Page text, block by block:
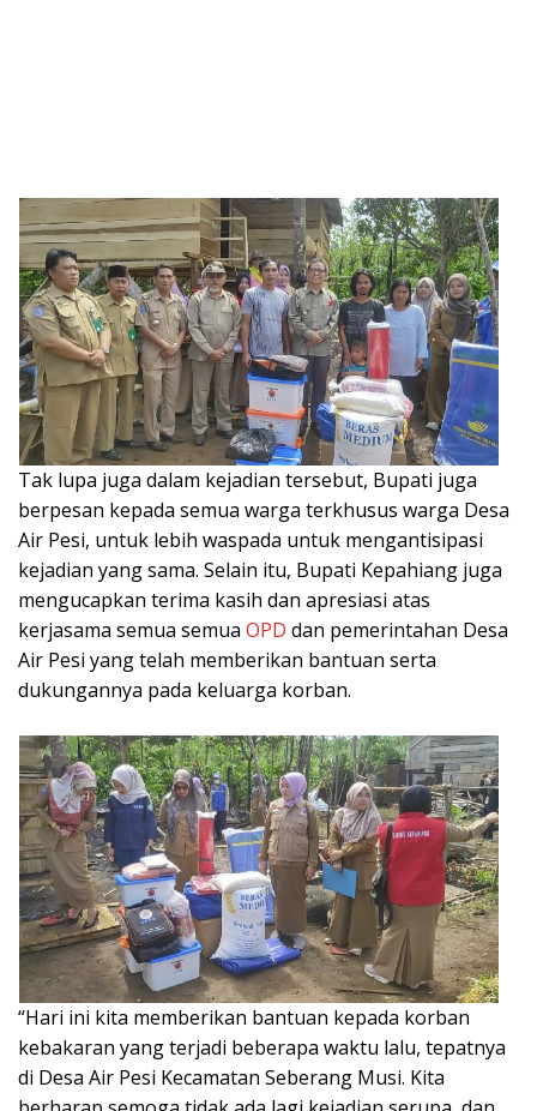
Tak lupa juga dalam kejadian tersebut, Bupati juga
berpesan kepada semua warga terkhusus warga Desa
Air Pesi, untuk lebih waspada untuk mengantisipasi
kejadian yang sama. Selain itu, Bupati Kepahiang juga
mengucapkan terima kasih dan apresiasi atas
kerjasama semua semua OPD dan pemerintahan Desa
Air Pesi yang telah memberikan bantuan serta
dukungannya pada keluarga korban.
“Hari ini kita memberikan bantuan kepada korban
kebakaran yang terjadi beberapa waktu lalu, tepatnya
di Desa Air Pesi Kecamatan Seberang Musi. Kita